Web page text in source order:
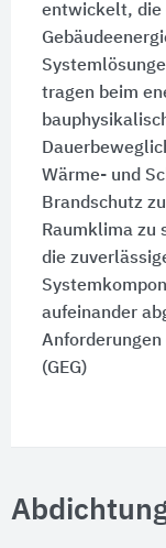
entwickelt, die
tragen beim
Wärme- und
Brandschutz
Raumklima zu
die
aufeinander
Anforderungen
(GEG)